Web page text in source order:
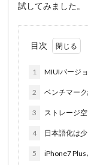
試してみました。
目次
1 MIUIバージ
2 ベンチマー
3 ストレージ
4 日本語化は
5 iPhone7